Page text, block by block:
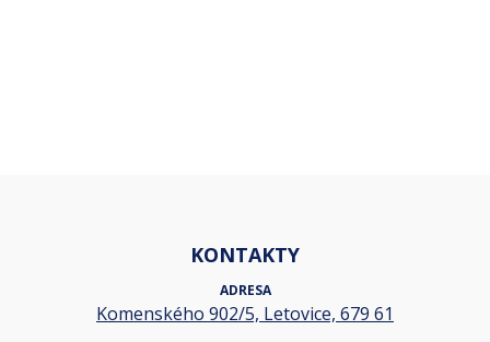
KONTAKTY
ADRESA
Komenského 902/5, Letovice, 679 61